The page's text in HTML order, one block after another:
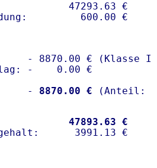
47293.63 €
- 8870.00 € (Klasse I)
-    0.00 €
-
8870.00 €
47893.63 €